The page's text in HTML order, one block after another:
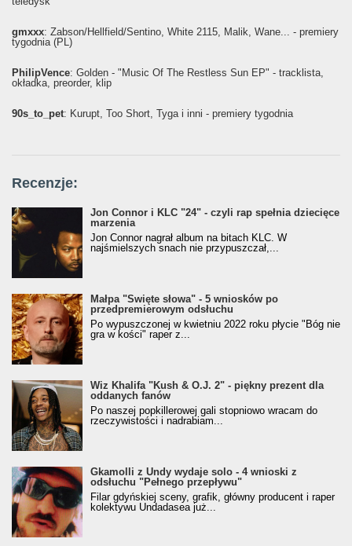
gmxxx: Żabson/Hellfield/Sentino, White 2115, Malik, Wane... - premiery
tygodnia (PL)
PhilipVence: Golden - "Music Of The Restless Sun EP" - tracklista,
okładka, preorder, klip
90s_to_pet: Kurupt, Too Short, Tyga i inni - premiery tygodnia
Recenzje:
Jon Connor i KLC "24" - czyli rap spełnia dziecięce
marzenia
Jon Connor nagrał album na bitach KLC. W
najśmielszych snach nie przypuszczał,...
Małpa "Święte słowa" - 5 wniosków po
przedpremierowym odsłuchu
Po wypuszczonej w kwietniu 2022 roku płycie "Bóg nie
gra w kości" raper z...
Wiz Khalifa "Kush & O.J. 2" - piękny prezent dla
oddanych fanów
Po naszej popkillerowej gali stopniowo wracam do
rzeczywistości i nadrabiam...
Gkamolli z Undy wydaje solo - 4 wnioski z
odsłuchu "Pełnego przepływu"
Filar gdyńskiej sceny, grafik, główny producent i raper
kolektywu Undadasea już...